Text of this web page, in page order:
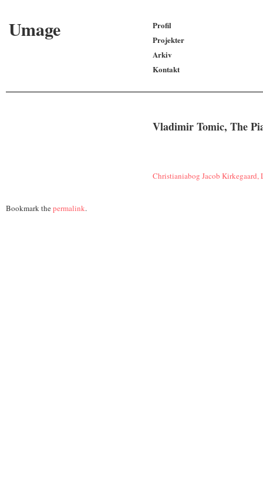
Umage
Profil
Projekter
Arkiv
Kontakt
Vladimir Tomic, The
Christianiabog Jacob
Bookmark thepermalink.